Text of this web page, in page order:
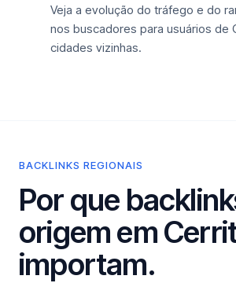
Veja a evolução do tráfego e do
nos buscadores para usuários de
cidades vizinhas.
BACKLINKS REGIONAIS
Por que
origem em
importam.